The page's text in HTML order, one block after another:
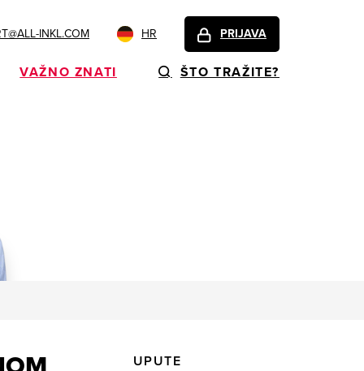
INKL.COM HR PRIJAVA
VAŽNO ZNATI ŠTO TRAŽITE?
UPUTE